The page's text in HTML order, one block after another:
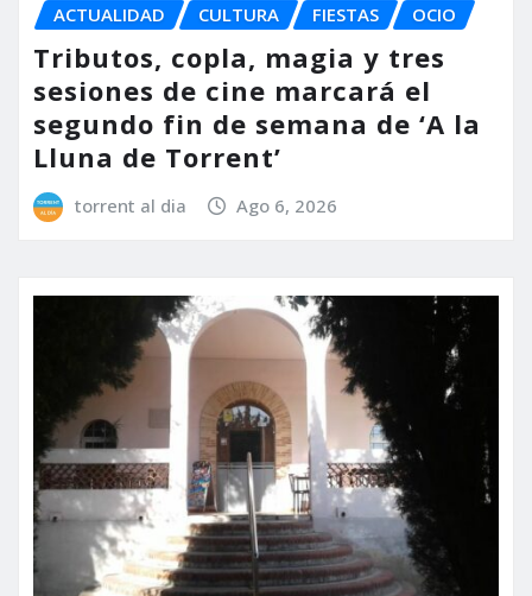
ACTUALIDAD CULTURA FIESTAS OCIO
Tributos, copla, magia y tres
sesiones de cine marcará el
segundo fin de semana de ‘A la
Lluna de Torrent’
torrent al dia Ago 6, 2026